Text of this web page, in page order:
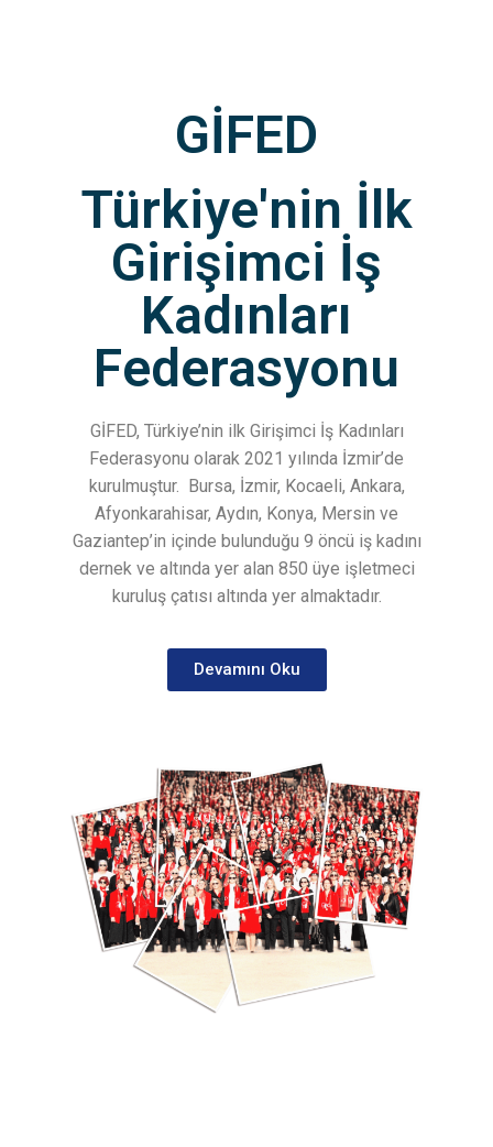
GİFED
Türkiye'nin İlk
Girişimci İş
Kadınları
Federasyonu
GİFED, Türkiye’nin ilk Girişimci İş Kadınları
Federasyonu olarak 2021 yılında İzmir’de
kurulmuştur. Bursa, İzmir, Kocaeli, Ankara,
Afyonkarahisar, Aydın, Konya, Mersin ve
Gaziantep’in içinde bulunduğu 9 öncü iş kadını
dernek ve altında yer alan 850 üye işletmeci
kuruluş çatısı altında yer almaktadır.
Devamını Oku